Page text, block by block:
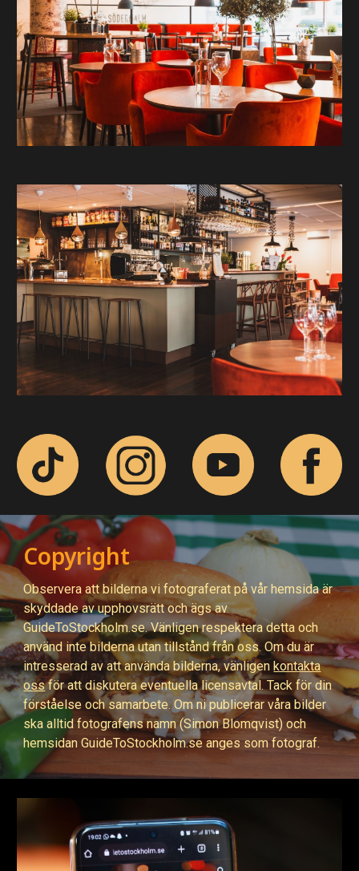
Copyright
Observera att bilderna vi fotograferat på vår hemsida är
skyddade av upphovsrätt och ägs av
GuideToStockholm.se. Vänligen respektera detta och
använd inte bilderna utan tillstånd från oss. Om du är
intresserad av att använda bilderna, vänligenkontakta
ossför att diskutera eventuella licensavtal. Tack för din
förståelse och samarbete. Om ni publicerar våra bilder
ska alltid fotografens namn (Simon Blomqvist) och
hemsidan GuideToStockholm.se anges som fotograf.